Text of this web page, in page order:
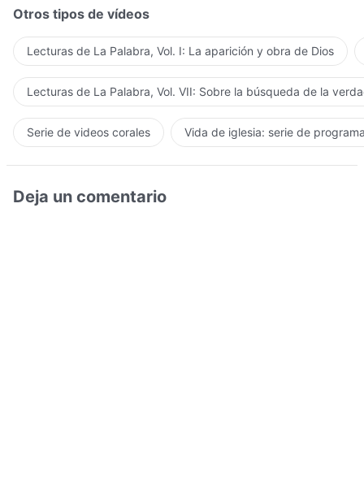
Otros tipos de vídeos
Lecturas de La Palabra, Vol. I: La aparición y obra de Dios
Lecturas de La Palabra, Vol. VII: Sobre la búsqueda de la
Serie de videos corales Vida de iglesia: serie de
Deja un comentario